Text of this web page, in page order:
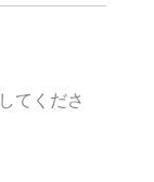
してくださ